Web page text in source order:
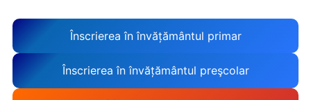
Înscrierea în învățământul primar
Înscrierea în învățământul preşcolar